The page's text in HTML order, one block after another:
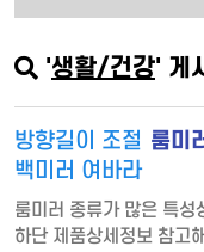
'생활/건강' 게
방향길이 조절 룸미
백미러 여바라
룸미러 종류가 많은 특
하단 제품상세정보 참고